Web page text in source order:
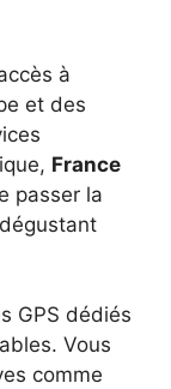
à
et des
France
passer la
GPS dédiés
Vous
comme